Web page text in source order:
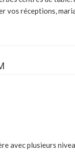
vos réceptions,
avec plusieurs